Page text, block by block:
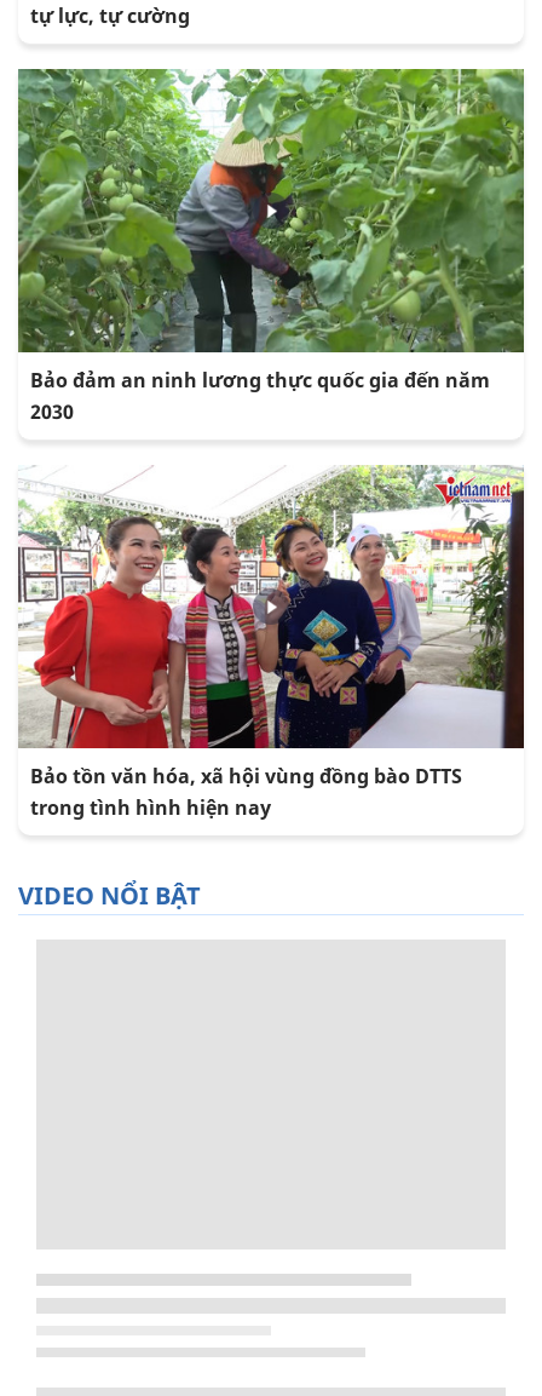
tự lực, tự cường
Bảo đảm an ninh lương thực quốc gia đến năm
2030
Bảo tồn văn hóa, xã hội vùng đồng bào DTTS
trong tình hình hiện nay
VIDEO NỔI BẬT